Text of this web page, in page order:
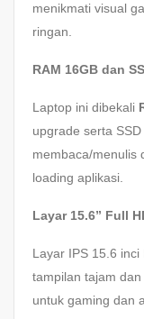
menikmati visual
ringan.
RAM 16GB dan
Laptop ini dibekali
upgrade serta
membaca/menulis
loading aplikasi.
Layar 15.6” Full
Layar IPS 15.6
tampilan tajam
untuk gaming dan